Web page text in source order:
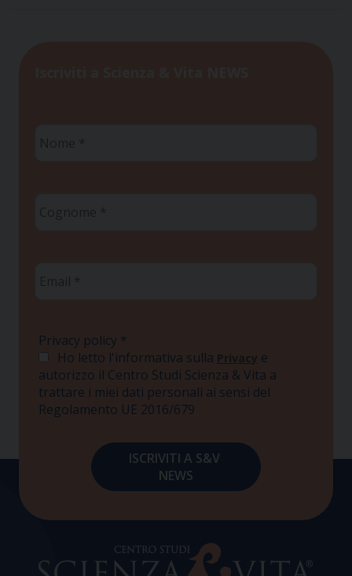
Privacy policy *
Ho letto l'informativa sulla Privacy e
autorizzo il Centro Studi Scienza & Vita a
trattare i miei dati personali ai sensi del
Regolamento UE 2016/679